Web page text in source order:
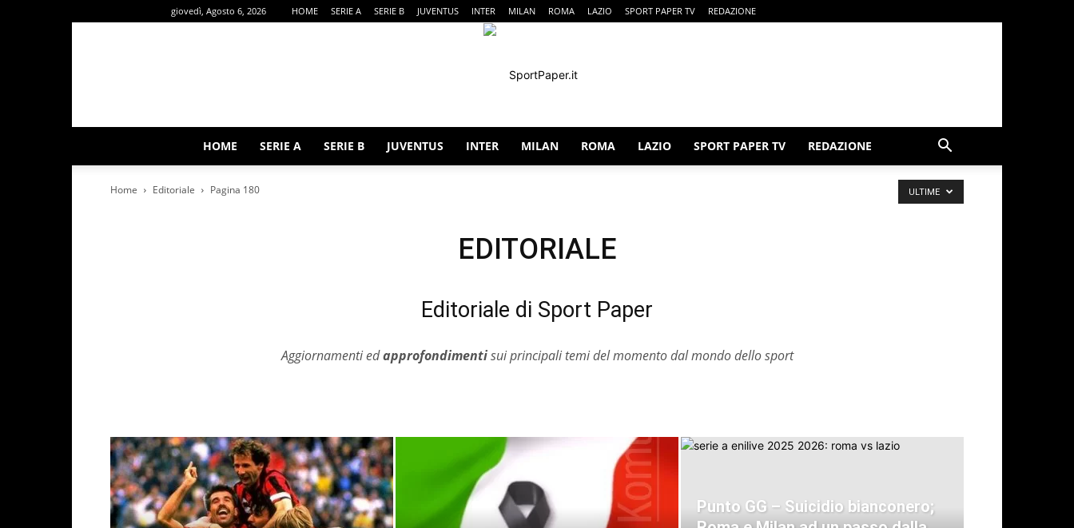
giovedì, Agosto 6, 2026 HOME SERIE A SERIE B JUVENTUS INTER MILAN ROMA LAZIO SPORT PAPER TV REDAZIONE
HOME SERIE A SERIE B JUVENTUS INTER MILAN ROMA LAZIO SPORT PAPER TV REDAZIONE
Home Editoriale Pagina 180
EDITORIALE
Editoriale di Sport Paper
Aggiornamenti edapprofondimentisui principali temi del momento dal mondo dello sport
ULTIME
Punto GG – Suicidio bianconero;